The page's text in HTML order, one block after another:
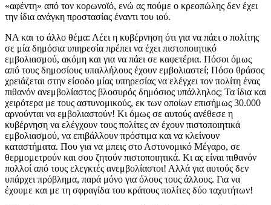
«αφέντη» από τον κορωνοϊό, ενώ ας πούμε ο κρεοπώλης δεν έχει
την ίδια ανάγκη προστασίας έναντι του ιού.
ΝΑ και το άλλο θέμα: Λέει η κυβέρνηση ότι για να πάει ο πολίτης
σε μία δημόσια υπηρεσία πρέπει να έχει πιστοποιητικό
εμβολιασμού, ακόμη και για να πάει σε καφετέρια. Πόσοι όμως
από τους δημοσίους υπαλλήλους έχουν εμβολιαστεί; Πόσο θράσος
χρειάζεται στην είσοδο μίας υπηρεσίας να ελέγχει τον πολίτη ένας
πιθανόν ανεμβολίαστος βλοσυρός δημόσιος υπάλληλος; Τα ίδια και
χειρότερα με τους αστυνομικούς, εκ των οποίων επισήμως 30.000
αρνούνται να εμβολιαστούν! Κι όμως σε αυτούς ανέθεσε η
κυβέρνηση να ελέγχουν τους πολίτες αν έχουν πιστοποιητικά
εμβολιασμού, να επιβάλλουν πρόστιμα και να κλείνουν
καταστήματα. Που για να μπεις στο Αστυνομικό Μέγαρο, σε
θερμομετρούν και σου ζητούν πιστοποιητικά. Κι ας είναι πιθανόν
πολλοί από τους ελεγκτές ανεμβολίαστοι! Αλλά για αυτούς δεν
υπάρχει πρόβλημα, παρά μόνο για όλους τους άλλους. Για να
έχουμε και με τη σφραγίδα του κράτους πολίτες δύο ταχυτήτων!